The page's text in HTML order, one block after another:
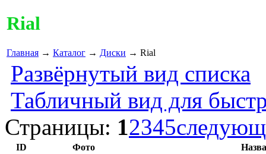
Rial
Главная → Каталог → Диски → Rial
Развёрнутый вид списка
Табличный вид для
Страницы: 12345
ID Фото